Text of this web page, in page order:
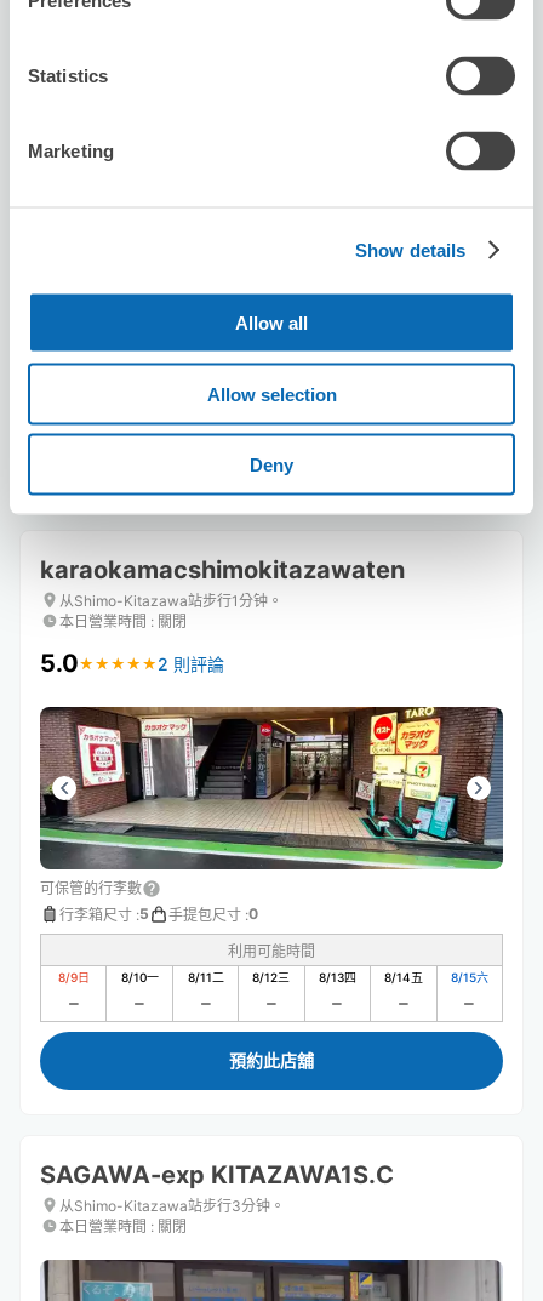
Statistics
Marketing
Show details
Allow all
Allow selection
Deny
8/9日 8/10一 8/11二 8/12三 8/13四 8/14五 8/15六
預約此店舖
karaokamacshimokitazawaten
从Shimo-Kitazawa站步行1分钟。
本日營業時間 : 關閉
5.0★ ★ ★ ★ ★
★ ★ ★ ★ ★ 2 則評論
可保管的行李數
行李箱尺寸 :5 手提包尺寸 :0
利用可能時間
8/9日 8/10一 8/11二 8/12三 8/13四 8/14五 8/15六
預約此店舖
SAGAWA-exp KITAZAWA1S.C
从Shimo-Kitazawa站步行3分钟。
本日營業時間 : 關閉